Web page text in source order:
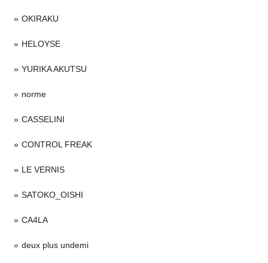
OKIRAKU
HELOYSE
YURIKA AKUTSU
norme
CASSELINI
CONTROL FREAK
LE VERNIS
SATOKO_OISHI
CA4LA
deux plus undemi